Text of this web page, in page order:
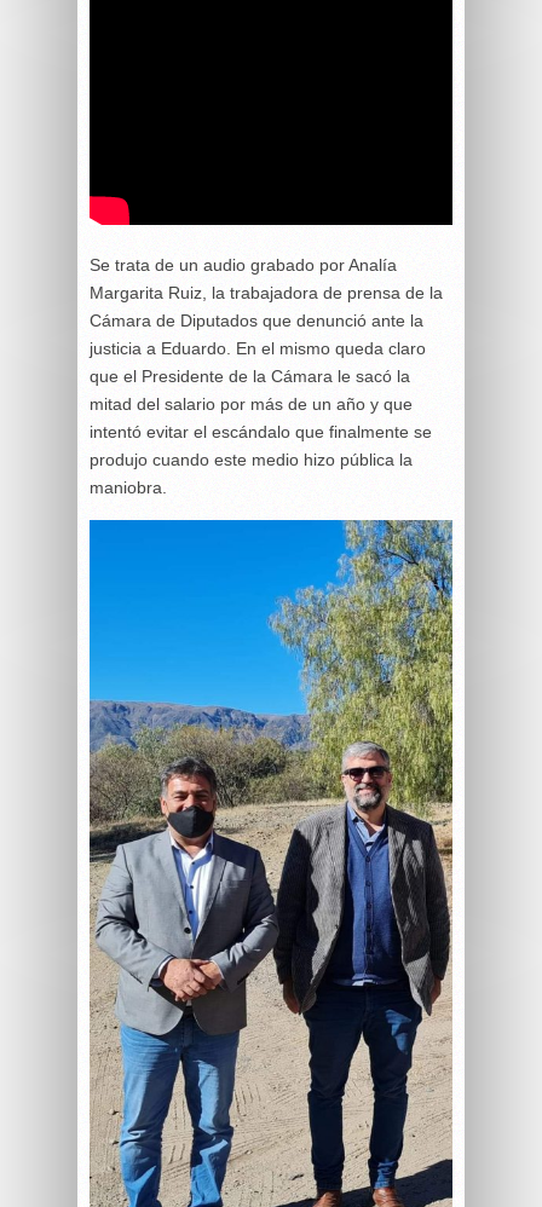
Se trata de un audio grabado por Analía
Margarita Ruiz, la trabajadora de prensa de la
Cámara de Diputados que denunció ante la
justicia a Eduardo. En el mismo queda claro
que el Presidente de la Cámara le sacó la
mitad del salario por más de un año y que
intentó evitar el escándalo que finalmente se
produjo cuando este medio hizo pública la
maniobra.